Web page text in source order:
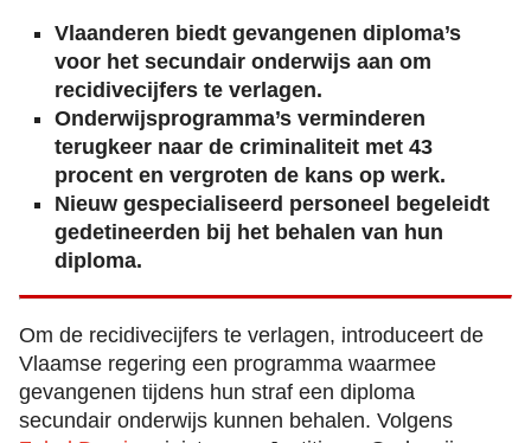
Vlaanderen biedt gevangenen diploma’s
voor het secundair onderwijs aan om
recidivecijfers te verlagen.
Onderwijsprogramma’s verminderen
terugkeer naar de criminaliteit met 43
procent en vergroten de kans op werk.
Nieuw gespecialiseerd personeel begeleidt
gedetineerden bij het behalen van hun
diploma.
Om de recidivecijfers te verlagen, introduceert de
Vlaamse regering een programma waarmee
gevangenen tijdens hun straf een diploma
secundair onderwijs kunnen behalen. Volgens